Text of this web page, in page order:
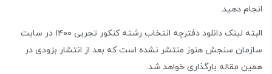
انجام دهید.
البته لینک دانلود دفترچه انتخاب رشته کنکور تجربی ۱۴۰۰ در سایت
سازمان سنجش هنوز منتشر نشده است که بعد از انتشار بزودی در
همین مقاله بارگذاری خواهد شد.